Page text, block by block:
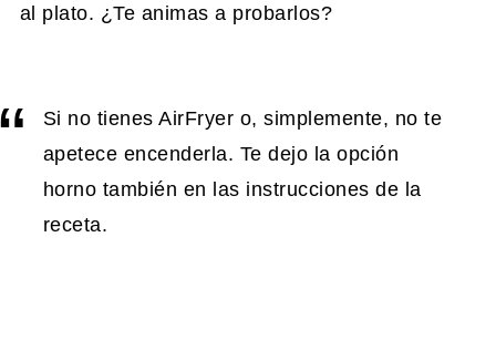
al plato. ¿Te animas a probarlos?
Si no tienes AirFryer o, simplemente, no te
apetece encenderla. Te dejo la opción
horno también en las instrucciones de la
receta.